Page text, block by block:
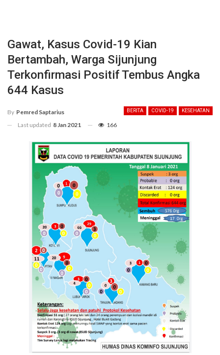
Gawat, Kasus Covid-19 Kian
Bertambah, Warga Sijunjung
Terkonfirmasi Positif Tembus Angka
644 Kasus
BERITA COVID-19 KESEHATAN
By Pemred Saptarius
Last updated 8 Jan 2021 166